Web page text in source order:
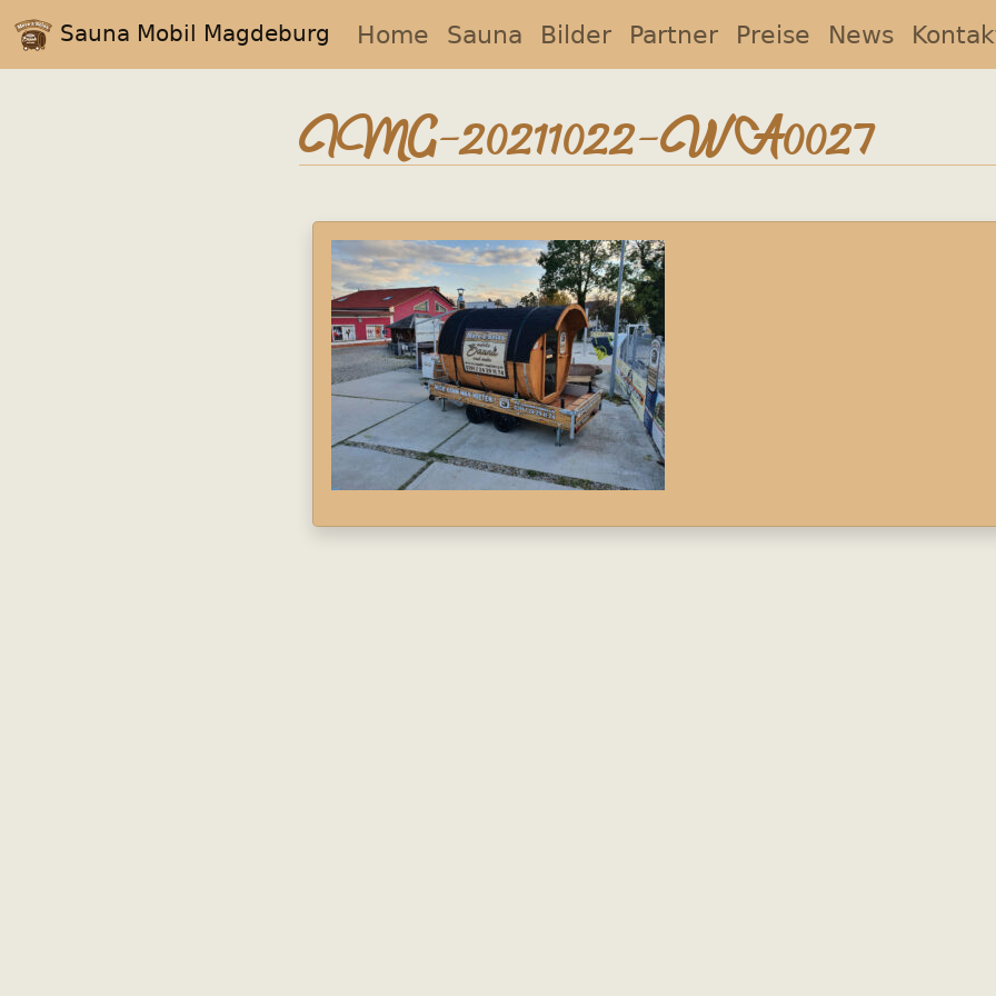
Sauna Mobil Magdeburg Home Sauna Bilder Partner Preise News
IMG-20211022-WA0027